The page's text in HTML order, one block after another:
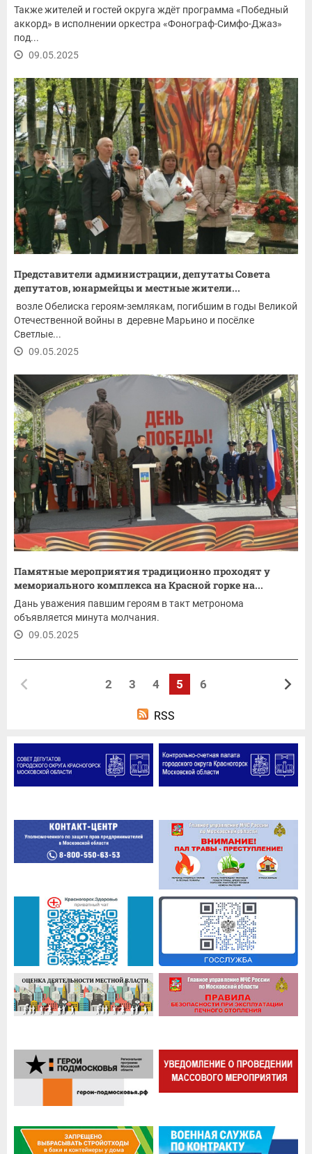
Также жителей и гостей округа ждёт программа «Победный
аккорд» в исполнении оркестра «Фонограф-Симфо-Джаз»
под...
09.05.2025
Представители администрации, депутаты Совета
депутатов, юнармейцы и местные жители...
возле Обелиска героям-землякам, погибшим в годы Великой
Отечественной войны в деревне Марьино и посёлке
Светлые...
09.05.2025
Памятные мероприятия традиционно проходят у
мемориального комплекса на Красной горке на...
Дань уважения павшим героям в такт метронома
объявляется минута молчания.
09.05.2025
2 3 4 5 6
RSS